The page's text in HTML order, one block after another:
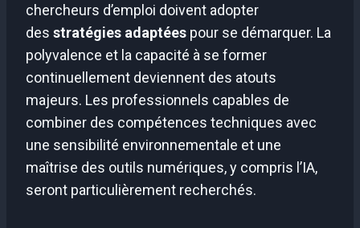
chercheurs d’emploi doivent adopter
des stratégies adaptées pour se démarquer. La
polyvalence et la capacité à se former
continuellement deviennent des atouts
majeurs. Les professionnels capables de
combiner des compétences techniques avec
une sensibilité environnementale et une
maîtrise des outils numériques, y compris l’IA,
seront particulièrement recherchés.